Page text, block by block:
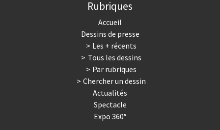
Rubriques
Accueil
Dessins de presse
Les + récents
Tous les dessins
Par rubriques
Chercher un dessin
Actualités
Spectacle
Expo 360°